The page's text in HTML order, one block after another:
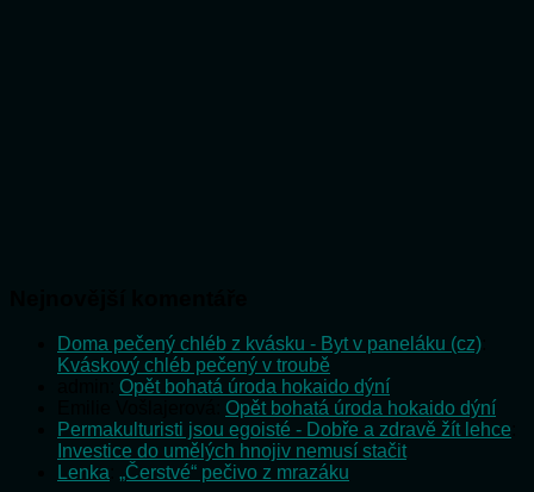
Doma pečený chléb z kvásku - Byt v paneláku (cz)
Kváskový chléb pečený v troubě
Opět bohatá úroda hokaido dýní
Opět bohatá úroda hokaido dýní
Permakulturisti jsou egoisté - Dobře a zdravě žít lehce
Investice do umělých hnojiv nemusí stačit
Lenka „Čerstvé“ pečivo z mrazáku